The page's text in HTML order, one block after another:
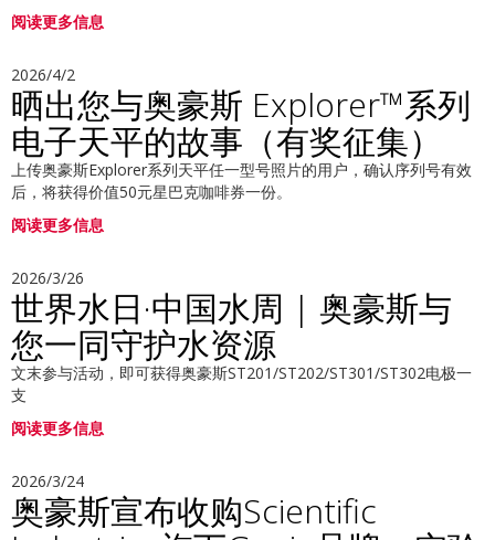
阅读更多信息
2026/4/2
晒出您与奥豪斯 Explorer™系列
电子天平的故事（有奖征集）
上传奥豪斯Explorer系列天平任一型号照片的用户，确认序列号有效
后，将获得价值50元星巴克咖啡券一份。
阅读更多信息
2026/3/26
世界水日·中国水周 | 奥豪斯与
您一同守护水资源
文末参与活动，即可获得奥豪斯ST201/ST202/ST301/ST302电极一
支
阅读更多信息
2026/3/24
奥豪斯宣布收购Scientific